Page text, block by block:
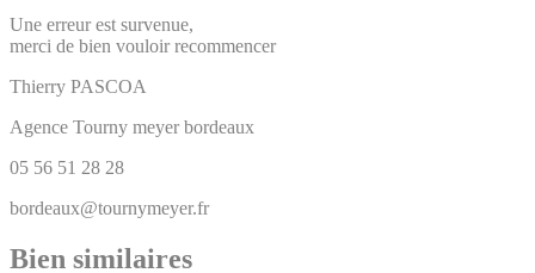
Une erreur est survenue,
merci de bien vouloir recommencer
Thierry PASCOA
Agence Tourny meyer bordeaux
05 56 51 28 28
bordeaux@tournymeyer.fr
Bien similaires